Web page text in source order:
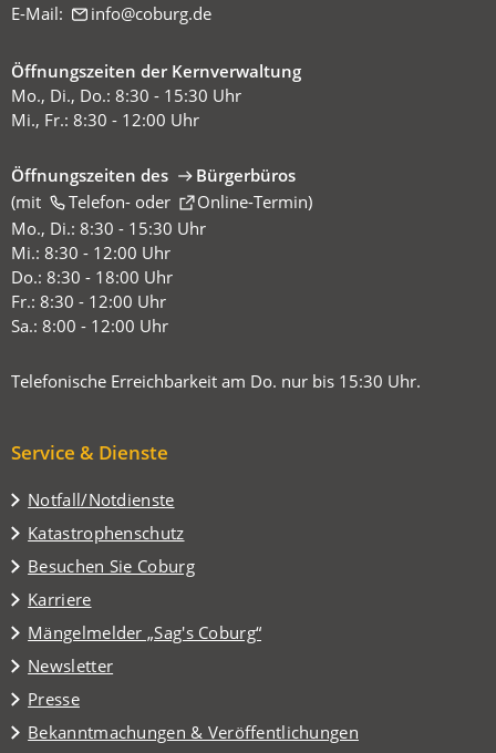
E-Mail:
info coburg de
Öffnungszeiten der Kernverwaltung
Mo., Di., Do.: 8:30 - 15:30 Uhr
Mi., Fr.: 8:30 - 12:00 Uhr
Öffnungszeiten des
Bürgerbüros
(mit
Telefon-oder Online-Termin
(Öffnet
in
einem
neuen
Tab)
)
Mo., Di.: 8:30 - 15:30 Uhr
Mi.: 8:30 - 12:00 Uhr
Do.: 8:30 - 18:00 Uhr
Fr.: 8:30 - 12:00 Uhr
Sa.: 8:00 - 12:00 Uhr
Telefonische Erreichbarkeit am Do. nur bis 15:30 Uhr.
Service & Dienste
Notfall/Notdienste
Katastrophenschutz
Besuchen Sie Coburg
(Öffnet
in
einem
neuen
Tab)
Karriere
Mängelmelder „Sag's Coburg“
(Öffnet
in
einem
neuen
Tab)
Newsletter
Presse
Bekanntmachungen & Veröffentlichungen